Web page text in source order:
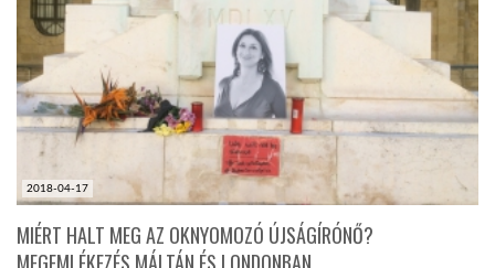
2018-04-17
MIÉRT HALT MEG AZ OKNYOMOZÓ ÚJSÁGÍRÓNŐ?